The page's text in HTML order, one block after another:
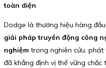
toàn diện
Dodge là thương hiệu hàng
giải pháp truyền động công
nghiệm trong nghiên cứu, phát
đã khẳng định vị thế vững